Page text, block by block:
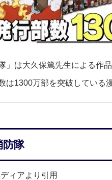
」は大久保篤先生による作
は1300万部を突破している
防隊
ィアより引用